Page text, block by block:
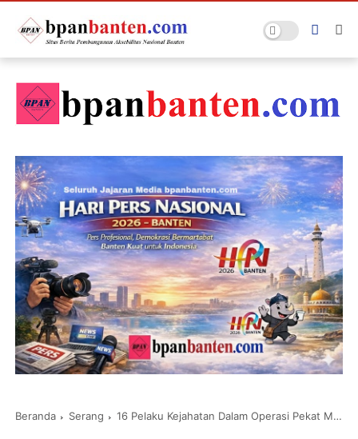
Beranda Serang 16 Pelaku Kejahatan Dalam Operasi Pekat Maung 2024 Berhasil di Ringkus Polres Serang